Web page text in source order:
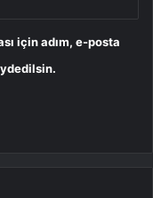
için adım, e-posta